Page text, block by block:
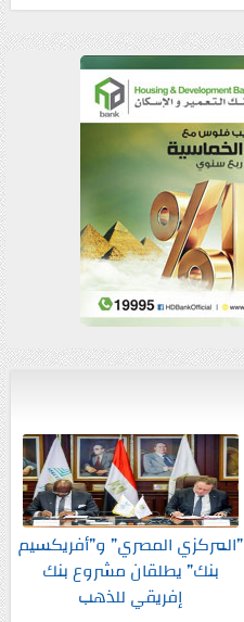
”المركزي المصري” و”أفريكسيم
بنك” يطلقان مشروع بنك
إفريقي للذهب